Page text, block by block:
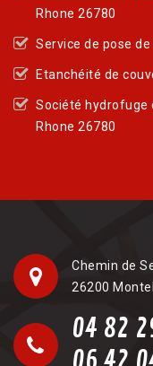
Rhone 26780
Service de pose
Etanchéité de
Société hydrofuge
Rhone 26780
Chemin de
26200
04 82